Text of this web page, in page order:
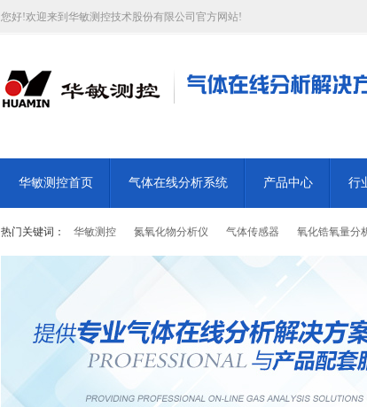
您好!欢迎来到华敏测控技术股份有限公司官方网站!
华敏测控首页 气体在线分析系统 产品中心 行
热门关键词： 华敏测控 氮氧化物分析仪 气体传感器 氧化锆氧量分